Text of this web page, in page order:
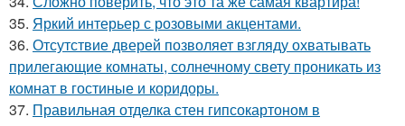
35. Яркий интерьер с розовыми акцентами.
36. Отсутствие дверей позволяет взгляду охватывать
прилегающие комнаты, солнечному свету проникать из
комнат в гостиные и коридоры.
37. Правильная отделка стен гипсокартоном в